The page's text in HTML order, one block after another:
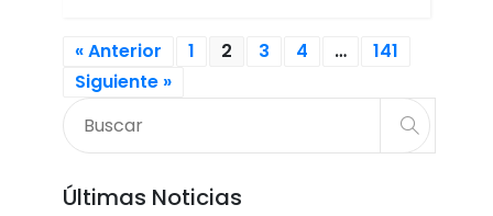
« Anterior 1 2 3 4 …
141
Siguiente »
Últimas Noticias